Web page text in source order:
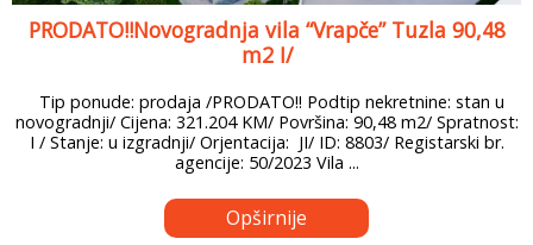
PRODATO!!Novogradnja vila “Vrapče” Tuzla 90,48
m2 I/
Tip ponude: prodaja /PRODATO!! Podtip nekretnine: stan u
novogradnji/ Cijena: 321.204 KM/ Površina: 90,48 m2/ Spratnost:
I / Stanje: u izgradnji/ Orjentacija: JI/ ID: 8803/ Registarski br.
agencije: 50/2023 Vila ...
Opširnije